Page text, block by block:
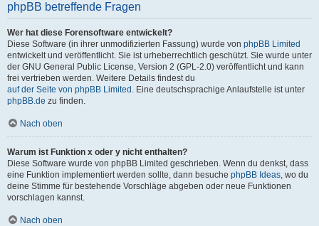
phpBB betreffende Fragen
Wer hat diese Forensoftware entwickelt?
Diese Software (in ihrer unmodifizierten Fassung) wurde von phpBB Limited
entwickelt und veröffentlicht. Sie ist urheberrechtlich geschützt. Sie wurde unter
der GNU General Public License, Version 2 (GPL-2.0) veröffentlicht und kann
frei vertrieben werden. Weitere Details findest du
auf der Seite von phpBB Limited . Eine deutschsprachige Anlaufstelle ist unter
phpBB.de zu finden.
Nach oben
Warum ist Funktion x oder y nicht enthalten?
Diese Software wurde von phpBB Limited geschrieben. Wenn du denkst, dass
eine Funktion implementiert werden sollte, dann besuche phpBB Ideas, wo du
deine Stimme für bestehende Vorschläge abgeben oder neue Funktionen
vorschlagen kannst.
Nach oben